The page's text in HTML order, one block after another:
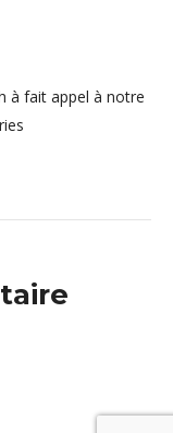
à fait appel à notre